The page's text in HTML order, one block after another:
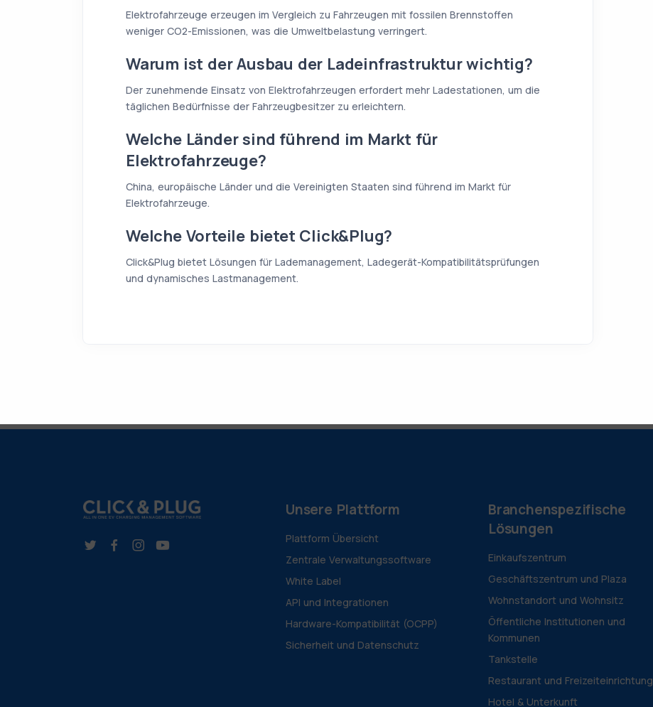
Elektrofahrzeuge erzeugen im Vergleich zu Fahrzeugen mit fossilen Brennstoffen
weniger CO2-Emissionen, was die Umweltbelastung verringert.
Warum ist der Ausbau der Ladeinfrastruktur wichtig?
Der zunehmende Einsatz von Elektrofahrzeugen erfordert mehr Ladestationen, um die
täglichen Bedürfnisse der Fahrzeugbesitzer zu erleichtern.
Welche Länder sind führend im Markt für
Elektrofahrzeuge?
China, europäische Länder und die Vereinigten Staaten sind führend im Markt für
Elektrofahrzeuge.
Welche Vorteile bietet Click&Plug?
Click&Plug bietet Lösungen für Lademanagement, Ladegerät-Kompatibilitätsprüfungen
und dynamisches Lastmanagement.
Unsere Plattform
Plattform Übersicht
Zentrale Verwaltungssoftware
White Label
API und Integrationen
Hardware-Kompatibilität (OCPP)
Sicherheit und Datenschutz
Branchenspezifische
Lösungen
Einkaufszentrum
Geschäftszentrum und Plaza
Wohnstandort und Wohnsitz
Öffentliche Institutionen und
Kommunen
Tankstelle
Restaurant und Freizeiteinrichtung
Hotel & Unterkunft